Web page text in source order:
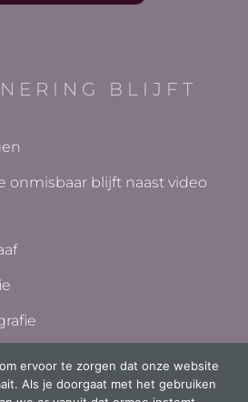
BLIJFT
onmisbaar blijft naast video
ervoor te zorgen dat onze website
Als je doorgaat met het gebruiken